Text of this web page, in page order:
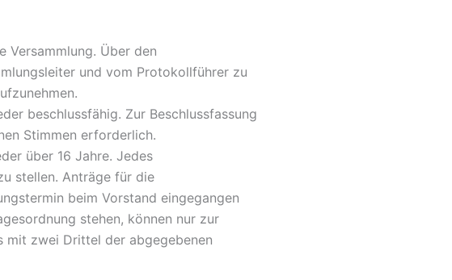
Über den
und vom Protokollführer zu
beschlussfähig. Zur Beschlussfassung
Stimmen erforderlich.
über 16 Jahre. Jedes
stellen. Anträge für die
beim Vorstand eingegangen
stehen, können nur zur
mit zwei Drittel der abgegebenen